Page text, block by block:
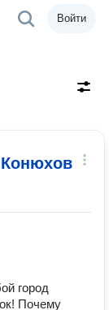
Войти
город
Почему